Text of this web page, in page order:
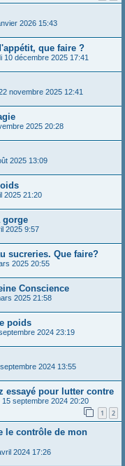
2026 15:43
que faire ?
10 décembre 2025 17:41
novembre 2025 12:41
2025 20:28
2025 13:09
2025 21:20
gorge
2025 9:57
sucreries. Que faire?
2025 20:55
Conscience
2025 21:58
poids
2024 23:19
2024 13:55
essayé pour lutter contre
15 septembre 2024 20:20
1 2
le contrôle de mon
2024 17:26